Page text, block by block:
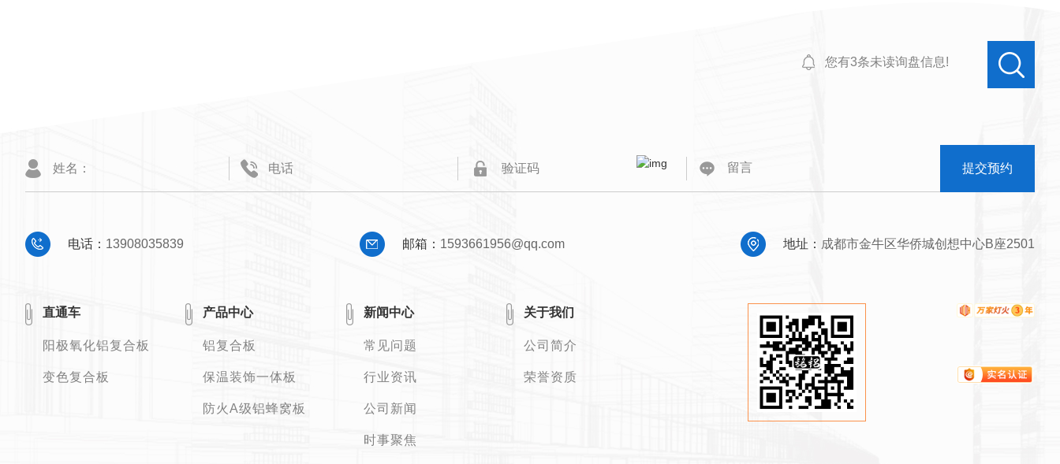
您有3条未读询盘信息!
提交预约
电话： 13908035839 邮箱： 1593661956@qq.com 地址： 成都市金牛区华侨城创想中心B座2501
直通车
阳极氧化铝复合板
变色复合板
产品中心
铝复合板
保温装饰一体板
防火A级铝蜂窝板
新闻中心
常见问题
行业资讯
公司新闻
时事聚焦
关于我们
公司简介
荣誉资质